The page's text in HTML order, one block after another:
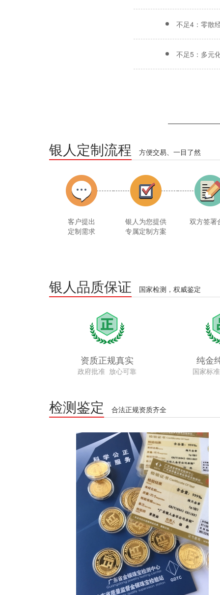
不足4：零散
不足5：多元
银人定制流程 方便交易、一目了然
客户提出
定制需求
银人为您提供
专属定制方案
双方签署
银人品质保证 国家检测，权威鉴定
资质正规真实
政府批准 放心可靠
纯金
国家标
检测鉴定 合法正规资质齐全